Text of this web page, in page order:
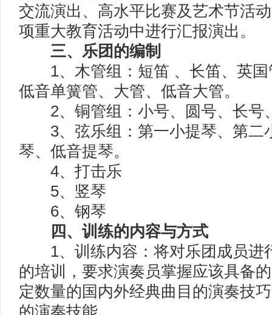
交流演出、高水平比赛及艺术节活
项重大教育活动中进行汇报演出。
三、乐团的编制
1、木管组：短笛 、长笛、英国
低音单簧管、大管、低音大管。
2、铜管组：小号、圆号、长号
3、弦乐组：第一小提琴、第二
琴、低音提琴。
4、打击乐
5、竖琴
6、钢琴
四、训练的内容与方式
1、训练内容：将对乐团成员进
的培训，要求演奏员掌握应该具备
定数量的国内外经典曲目的演奏技
的演奏技能。